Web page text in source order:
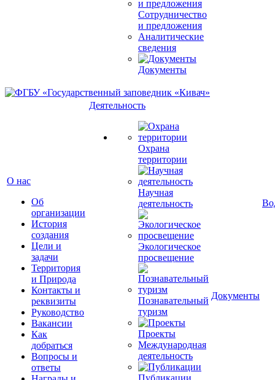
Сотрудничество
и предложения
Аналитические
сведения
Документы
О нас
Об
организации
История
создания
Цели и
задачи
Территория
и Природа
Контакты и
реквизиты
Руководство
Вакансии
Как
добраться
Вопросы и
ответы
Деятельность
Охрана
территории
Научная
деятельность
Экологическое
просвещение
Познавательный
туризм
Проекты
Международная
деятельность
Публикации
Документы